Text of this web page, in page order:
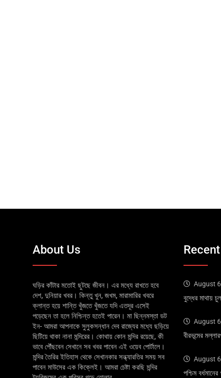
About Us
ঘড়ির কাঁটার মতোই ছুটছে জীবন। এর মধ্যে রাখতে হবে
দেশ, দুনিয়ার খবর। কিন্তু খুন, জখম, মারামারির খবরে
ক্লান্ত হয়ে শান্তি খুঁজতে খুঁজতে যদি এতদূর এসেই
পড়েছেন তা হলে নিশ্চিন্ত হতেই পারেন। মা ছিন্নমস্তা ডট
ইন- আমরা আপনাকে সুলুকসন্ধান দেব রাজ্যের মধ্যে ছড়িয়ে
ছিটিয়ে থাকা নানা মন্দিরের। কোথায় কোন মন্দির রয়েছে, কী
ভাবে পৌঁছবেন সেখানে সব খবর পাবেন এই ওয়েব পোর্টালে।
মন্দির তৈরির ইতিহাস থেকে সেখানকার সন্ধ্যারতির সময় সব
পাবেন মাউসের এক কিক্লেই। আমরা চেষ্টা করছি মন্দির
August
বুদ্ধের মাথায়
August
বীরভূমের
August
পশ্চিম